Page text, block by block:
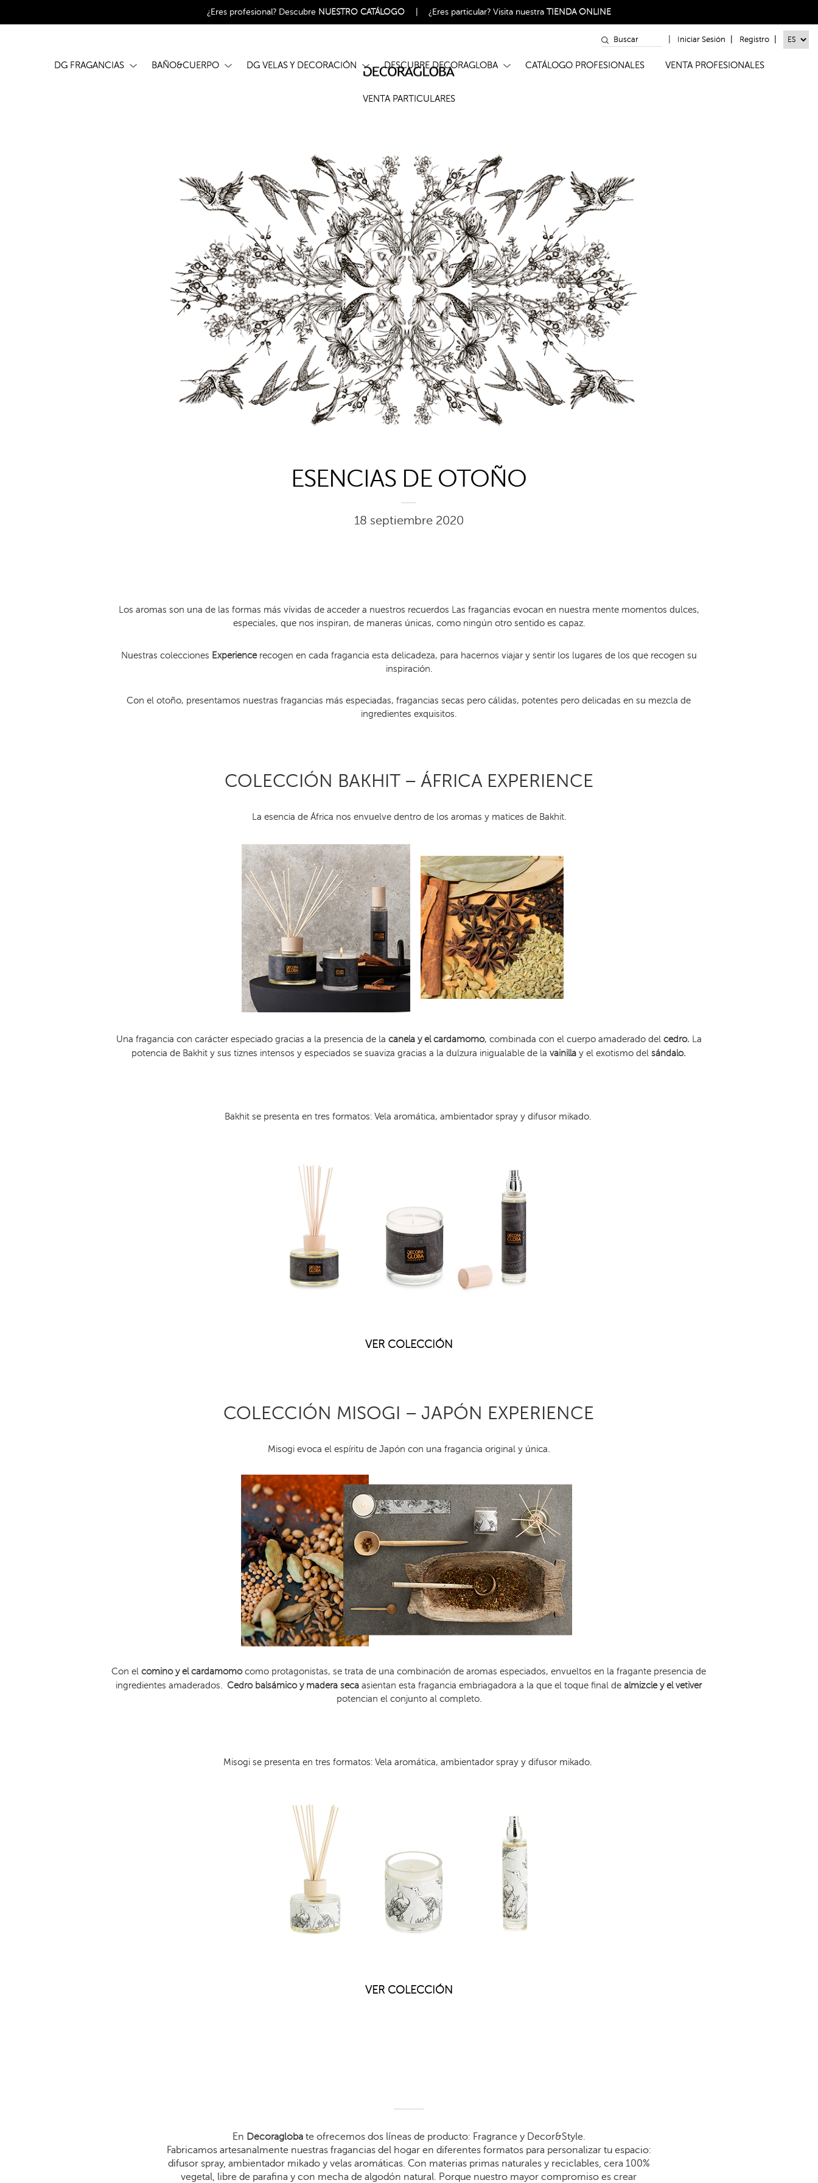
¿Eres profesional? Descubre NUESTRO CATÁLOGO ¿Eres particular?Visita nuestraTIENDA ONLINE
Iniciar Sesión Registro
DG FRAGANCIAS BAÑO&CUERPO DG VELAS Y DECORACIÓN DESCUBRE DECORAGLOBA CATÁLOGO PROFESIONALES VENTA PROFESIONALES
VENTA PARTICULARES
ESENCIAS DE OTOÑO
18 septiembre 2020
Los aromas son una de las formas más vívidas de acceder a nuestros recuerdos Las fragancias evocan en nuestra mente momentos dulces,
especiales, que nos inspiran, de maneras únicas, como ningún otro sentido es capaz.
Nuestras colecciones Experiencerecogen en cada fragancia esta delicadeza, para hacernos viajar y sentir los lugares de los que recogen su
inspiración.
Con el otoño, presentamos nuestras fragancias más especiadas, fragancias secas pero cálidas, potentes pero delicadas en su mezcla de
ingredientes exquisitos.
COLECCIÓN BAKHIT – ÁFRICA EXPERIENCE
La esencia de África nos envuelve dentro de los aromas y matices de Bakhit.
Una fragancia con carácter especiado gracias a la presencia de la canela y el cardamomo, combinada con el cuerpo amaderado del cedro. La
potencia de Bakhit y sus tiznes intensos y especiados se suaviza gracias a la dulzura inigualable de lavainillay el exotismo delsándalo.
Bakhit se presenta en tres formatos: Vela aromática, ambientador spray y difusor mikado.
VER COLECCIÓN
COLECCIÓN MISOGI – JAPÓN EXPERIENCE
Misogi evoca el espíritu de Japón con una fragancia original y única.
Con el comino y el cardamomocomo protagonistas, se trata de una combinación de aromas especiados, envueltos en la fragante presencia de
ingredientes amaderados. Cedro balsámico y madera seca asientan esta fragancia embriagadora a la que el toque final dealmizcle y el vetiver
potencian el conjunto al completo.
Misogi se presenta en tres formatos: Vela aromática, ambientador spray y difusor mikado.
VER COLECCIÓN
En Decoraglobate ofrecemos dos líneas de producto: Fragrance y Decor&Style.
Fabricamos artesanalmente nuestras fragancias del hogar en diferentes formatos para personalizar tu espacio:
difusor spray, ambientador mikado y velas aromáticas. Con materias primas naturales y reciclables, cera 100%
vegetal, libre de parafina y con mecha de algodón natural. Porque nuestro mayor compromiso es crear